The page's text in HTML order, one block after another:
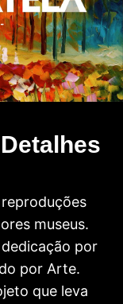
museus.
por
por Arte.
que leva